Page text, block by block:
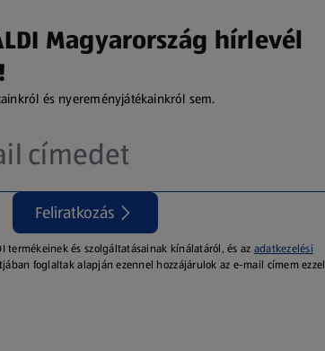
Magyarország hírlevél
és nyereményjátékainkról sem.
Feliratkozás
termékeinek és szolgáltatásainak kínálatáról, és az adatkezelési
foglaltak alapján ezennel hozzájárulok az e-mail címem ezzel